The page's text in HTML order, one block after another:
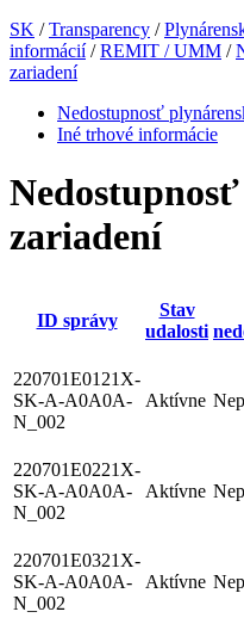
SK / Transparency /
informácií / REMIT / UMM /
zariadení
Nedostupnosť
Iné trhové informácie
zariadení
ID správy
Stav
udalosti
220701E0121X-
SK-A-A0A0A-
N_002
Aktívne
220701E0221X-
SK-A-A0A0A-
N_002
Aktívne
220701E0321X-
SK-A-A0A0A-
N_002
Aktívne